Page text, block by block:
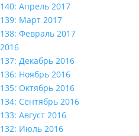
140: Апрель 2017
139: Март 2017
138: Февраль 2017
2016
137: Декабрь 2016
136: Ноябрь 2016
135: Октябрь 2016
134: Сентябрь 2016
133: Август 2016
132: Июль 2016